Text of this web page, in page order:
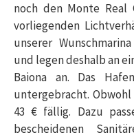
noch den Monte Real
vorliegenden
unserer
und legen deshalb an
Baiona an. Das
untergebracht.
43 € fällig. Dazu
bescheidenen